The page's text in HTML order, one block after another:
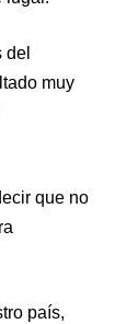
del
muy
que no
país,